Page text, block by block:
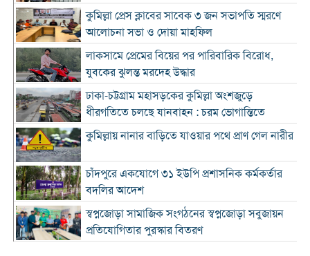
কুমিল্লা প্রেস ক্লাবের সাবেক ৩ জন সভাপতি স্মরণে
আলোচনা সভা ও দোয়া মাহফিল
লাকসামে প্রেমের বিয়ের পর পারিবারিক বিরোধ,
যুবকের ঝুলন্ত মরদেহ উদ্ধার
ঢাকা-চট্টগ্রাম মহাসড়কের কুমিল্লা অংশজুড়ে
ধীরগতিতে চলছে যানবাহন : চরম ভোগান্তিতে
কুমিল্লায় নানার বাড়িতে যাওয়ার পথে প্রাণ গেল নারীর
চাঁদপুরে একযোগে ৩১ ইউপি প্রশাসনিক কর্মকর্তার
বদলির আদেশ
স্বপ্নজোড়া সামাজিক সংগঠনের স্বপ্নজোড়া সবুজায়ন
প্রতিযোগিতার পুরস্কার বিতরণ